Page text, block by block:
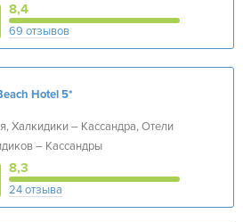
8,4
69 отзывов
Hotel5*
Халкидики – Кассандра, Отели
– Кассандры
8,3
24 отзыва